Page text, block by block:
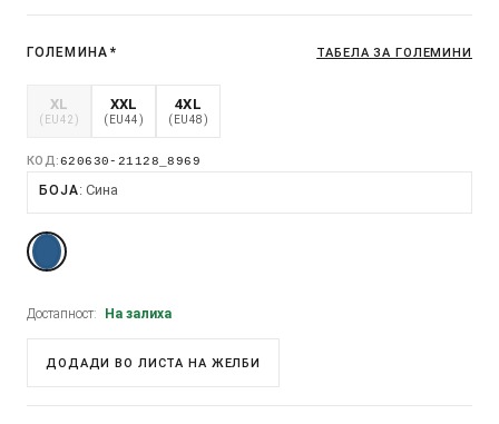
ГОЛЕМИНА * ТАБЕЛА ЗА ГОЛЕМИНИ
XL
(EU42)
XXL
(EU44)
4XL
(EU48)
КОД:620630-21128_8969
БОЈА Сина
Достапност: На залиха
ДОДАДИ ВО ЛИСТА НА ЖЕЛБИ